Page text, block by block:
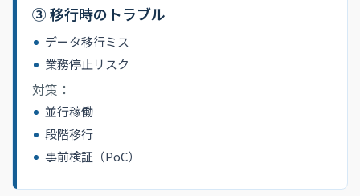
③ 移行時のトラブル
データ移行ミス
業務停止リスク
対策：
並行稼働
段階移行
事前検証（PoC）